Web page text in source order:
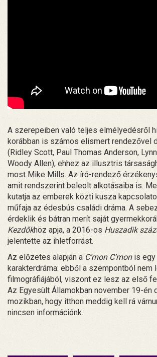
A szerepeiben való teljes elmélyedésről
korábban is számos elismert rendezővel
(Ridley Scott, Paul Thomas Anderson,
Woody Allen), ehhez az illusztris
most Mike Mills. Az író-rendező
amit rendszerint beleolt alkotásaiba is.
kutatja az emberek közti kusza
műfaja az édesbús családi dráma. A
érdeklik és bátran merít saját
Kezdőkhöz apja, a 2016-os Huszadik
jelentette az ihletforrást.
Az előzetes alapján a C’mon C’monis egy
karakterdráma: ebből a szempontból nem
filmográfiájából, viszont ez lesz az első
Az Egyesült Államokban november 19-én
mozikban, hogy itthon meddig kell rá
nincsen információnk.